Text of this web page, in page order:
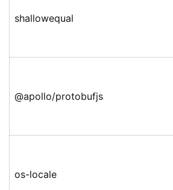
shallowequal
@apollo/protobufjs
os-locale